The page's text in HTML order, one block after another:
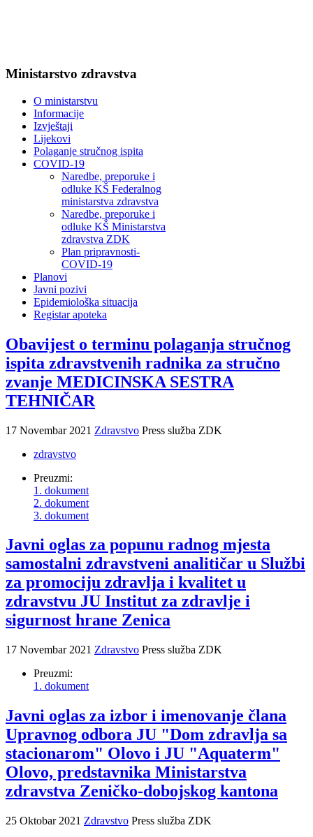
Ministarstvo zdravstva
O ministarstvu
Informacije
Izvještaji
Lijekovi
Polaganje stručnog ispita
COVID-19
Naredbe, preporuke i
odluke KŠ Federalnog
ministarstva zdravstva
Naredbe, preporuke i
odluke KŠ Ministarstva
zdravstva ZDK
Plan pripravnosti-
COVID-19
Planovi
Javni pozivi
Epidemiološka situacija
Registar apoteka
Obavijest o terminu polaganja stručnog
ispita zdravstvenih radnika za stručno
zvanje MEDICINSKA SESTRA
TEHNIČAR
17 Novembar 2021 Zdravstvo Press služba ZDK
zdravstvo
Preuzmi:
1. dokument
2. dokument
3. dokument
Javni oglas za popunu radnog mjesta
samostalni zdravstveni analitičar u Službi
za promociju zdravlja i kvalitet u
zdravstvu JU Institut za zdravlje i
sigurnost hrane Zenica
17 Novembar 2021 Zdravstvo Press služba ZDK
Preuzmi:
1. dokument
Javni oglas za izbor i imenovanje člana
Upravnog odbora JU "Dom zdravlja sa
stacionarom" Olovo i JU "Aquaterm"
Olovo, predstavnika Ministarstva
zdravstva Zeničko-dobojskog kantona
25 Oktobar 2021 Zdravstvo Press služba ZDK